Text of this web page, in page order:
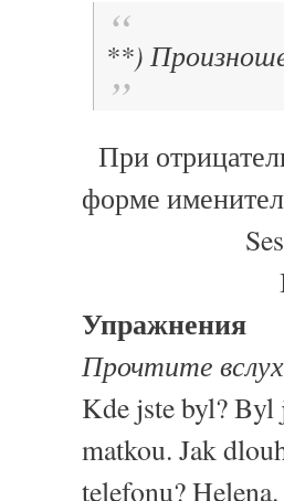
**)
При
форме
Упражнения
Прочтите
Kde jste byl? Byl
matkou. Jak
telefonu?